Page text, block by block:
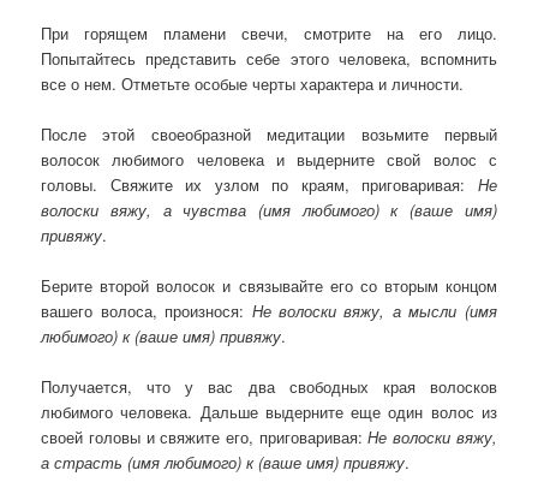
При горящем пламени свечи, смотрите на его лицо.
Попытайтесь представить себе этого человека, вспомнить
все о нем. Отметьте особые черты характера и личности.
После этой своеобразной медитации возьмите первый
волосок любимого человека и выдерните свой волос с
головы. Свяжите их узлом по краям, приговаривая: Не
волоски вяжу, а чувства (имя любимого) к (ваше имя)
привяжу.
Берите второй волосок и связывайте его со вторым концом
вашего волоса, произнося: Не волоски вяжу, а мысли (имя
любимого) к (ваше имя) привяжу.
Получается, что у вас два свободных края волосков
любимого человека. Дальше выдерните еще один волос из
своей головы и свяжите его, приговаривая:Не волоски вяжу,
а страсть (имя любимого) к (ваше имя) привяжу.